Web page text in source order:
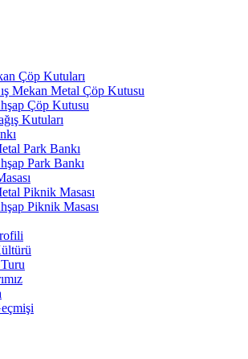
Çöp Kutuları
Mekan Metal Çöp Kutusu
Çöp Kutusu
Kutuları
Park Bankı
Park Bankı
Piknik Masası
Piknik Masası